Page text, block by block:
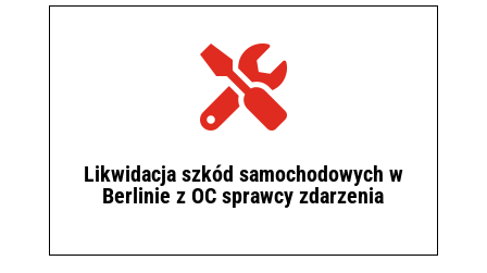

Likwidacja szkód samochodowych w
Berlinie z OC sprawcy zdarzenia